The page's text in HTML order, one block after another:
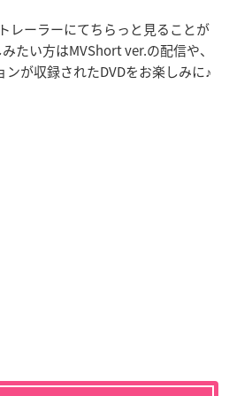
レーラーにてちらっと見ることが
たい方はMVShort ver.の配信や、
が収録されたDVDをお楽しみに♪